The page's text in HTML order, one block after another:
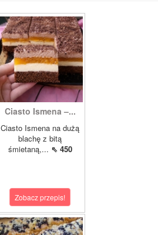
Ciasto Ismena –...
Ciasto Ismena na dużą
blachę z bitą
śmietaną,... ⇖ 450
Zobacz przepis!